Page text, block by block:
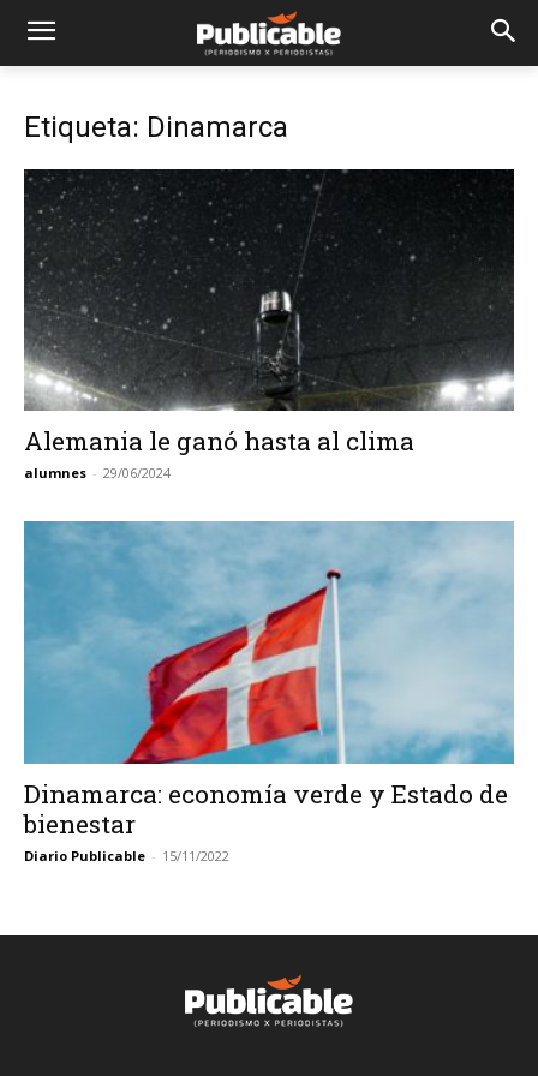
Etiqueta: Dinamarca
Alemania le ganó hasta al clima
alumnes - 29/06/2024
Dinamarca: economía verde y Estado de
bienestar
Diario Publicable - 15/11/2022